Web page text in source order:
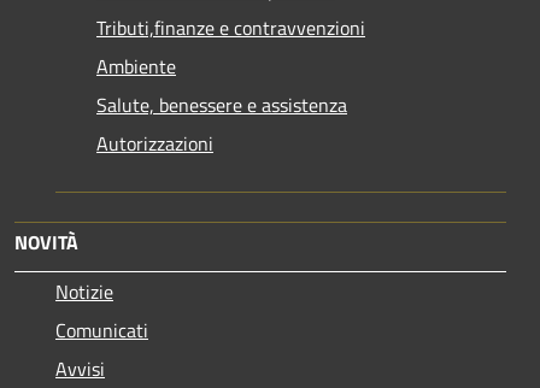
Tributi,finanze e contravvenzioni
Ambiente
Salute, benessere e assistenza
Autorizzazioni
NOVITÀ
Notizie
Comunicati
Avvisi